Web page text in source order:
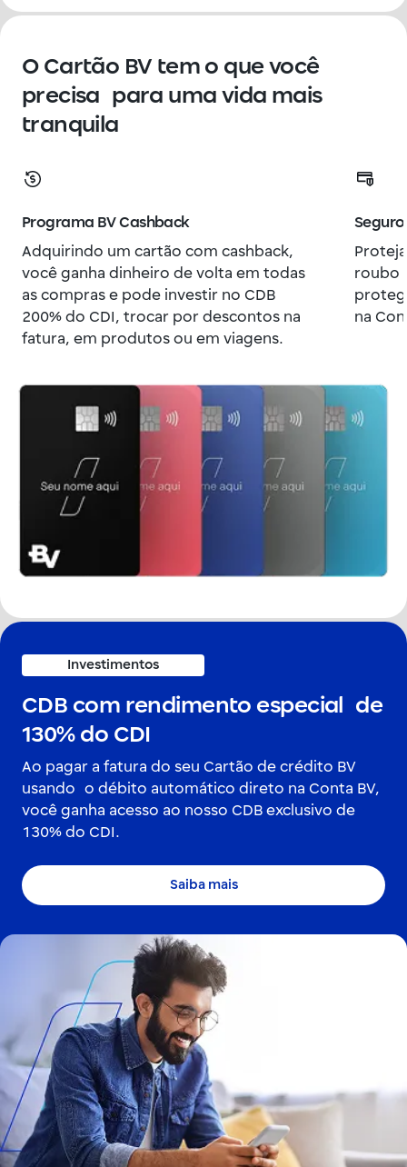
O Cartão BV tem o que você
precisa para uma vida mais
tranquila
Programa BV Cashback
Adquirindo um cartão com cashback,
você ganha dinheiro de volta em todas
as compras e pode investir no CDB
200% do CDI, trocar por descontos na
fatura, em produtos ou em viagens.
roubo
na
Investimentos
CDB com rendimento especial de
130% do CDI
Ao pagar a fatura do seu Cartão de crédito BV
usando o débito automático direto na Conta BV,
você ganha acesso ao nosso CDB exclusivo de
130% do CDI.
Saiba mais